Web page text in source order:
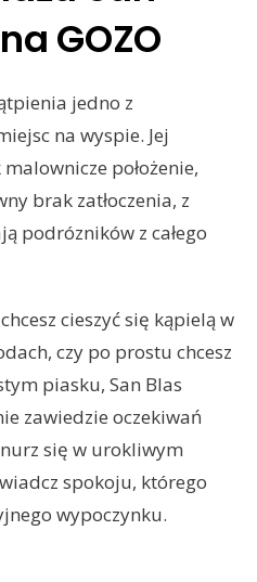
GOZO
jedno z
na wyspie. Jej
położenie,
brak zatłoczenia, z
podrózników z całego
cieszyć się kąpielą w
czy po prostu chcesz
piasku, San Blas
zawiedzie oczekiwań
się w urokliwym
spokoju, którego
wypoczynku.